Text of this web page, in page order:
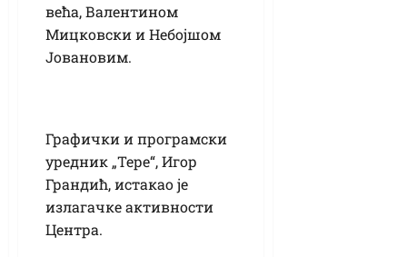
већа, Валентином
Мицковски и Небојшом
Јовановим.
Графички и програмски
уредник „Тере“, Игор
Грандић, истакао је
излагачке активности
Центра.